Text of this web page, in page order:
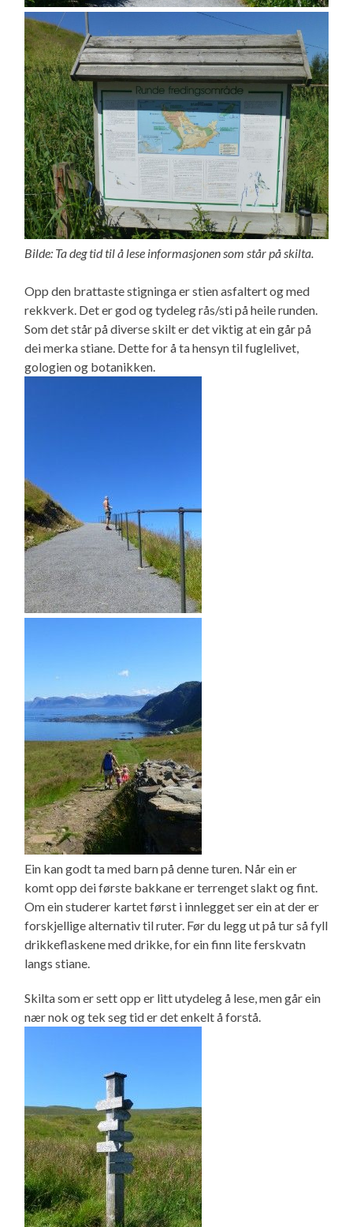
Bilde: Ta deg tid til å lese informasjonen som står på skilta.
Opp den brattaste stigninga er stien asfaltert og med
rekkverk. Det er god og tydeleg rås/sti på heile runden.
Som det står på diverse skilt er det viktig at ein går på
dei merka stiane. Dette for å ta hensyn til fuglelivet,
gologien og botanikken.
Ein kan godt ta med barn på denne turen. Når ein er
komt opp dei første bakkane er terrenget slakt og fint.
Om ein studerer kartet først i innlegget ser ein at der er
forskjellige alternativ til ruter. Før du legg ut på tur så fyll
drikkeflaskene med drikke, for ein finn lite ferskvatn
langs stiane.
Skilta som er sett opp er litt utydeleg å lese, men går ein
nær nok og tek seg tid er det enkelt å forstå.